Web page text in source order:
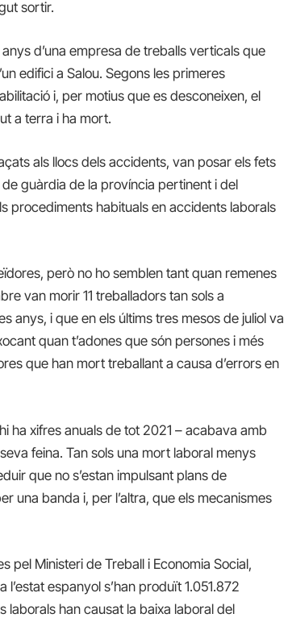
sortir.
d’una empresa de treballs verticals que
edifici a Salou. Segons les primeres
i, per motius que es desconeixen, el
a terra i ha mort.
als llocs dels accidents, van posar els fets
guàrdia de la província pertinent i del
procediments habituals en accidents laborals
però no ho semblen tant quan remenes
van morir 11 treballadors tan sols a
anys, i que en els últims tres mesos de juliol va
quan t’adones que són persones i més
que han mort treballant a causa d’errors en
ha xifres anuals de tot 2021 – acabava amb
feina. Tan sols una mort laboral menys
que no s’estan impulsant plans de
una banda i, per l’altra, que els mecanismes
pel Ministeri de Treball i Economia Social,
espanyol s’han produït 1.051.872
han causat la baixa laboral del